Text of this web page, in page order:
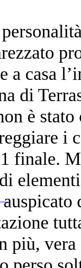
a casa
di
è
i
finale.
più,